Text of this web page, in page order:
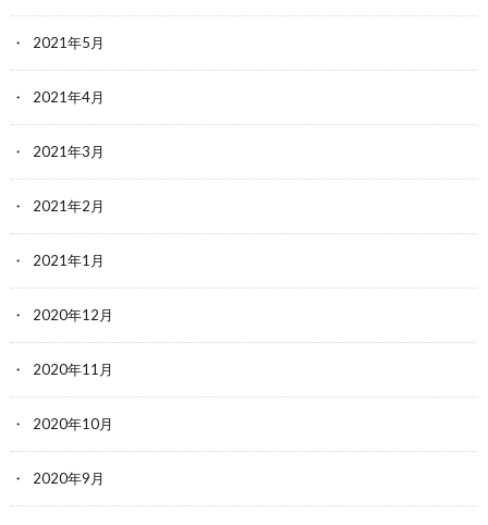
2021年5月
2021年4月
2021年3月
2021年2月
2021年1月
2020年12月
2020年11月
2020年10月
2020年9月